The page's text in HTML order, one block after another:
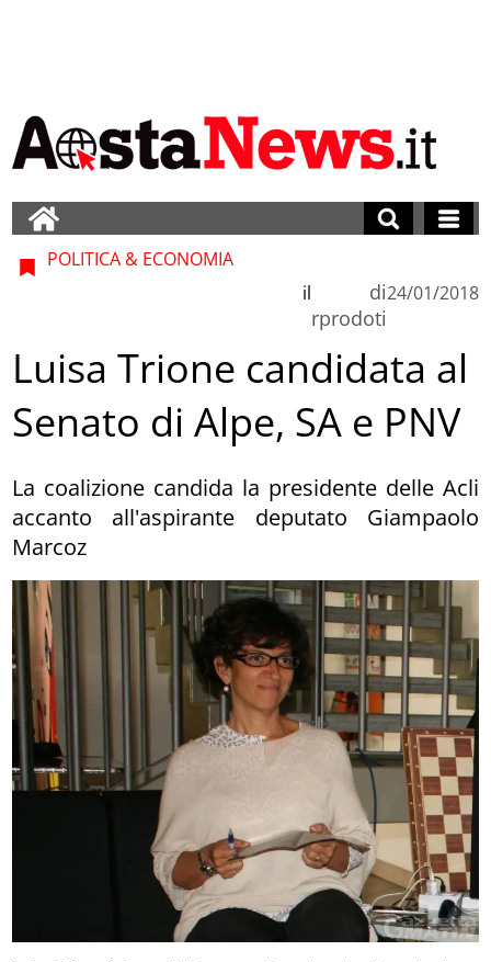
POLITICA & ECONOMIA
di
rprodoti
il 24/01/2018
Luisa Trione candidata al
Senato di Alpe, SA e PNV
La coalizione candida la presidente delle Acli
accanto all'aspirante deputato Giampaolo
Marcoz